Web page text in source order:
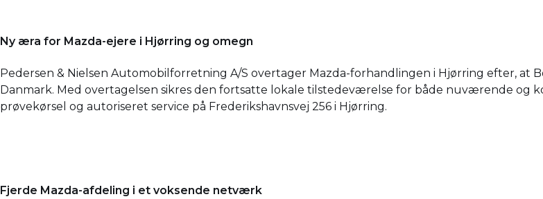
Ny æra for Mazda-ejere i Hjørring og omegn
Pedersen & Nielsen Automobilforretning A/S overtager Mazda-forhandlingen i Hjørring efter, at
Danmark. Med overtagelsen sikres den fortsatte lokale tilstedeværelse for både nuværende og
prøvekørsel og autoriseret service på Frederikshavnsvej 256 i Hjørring.
Fjerde Mazda-afdeling i et voksende netværk